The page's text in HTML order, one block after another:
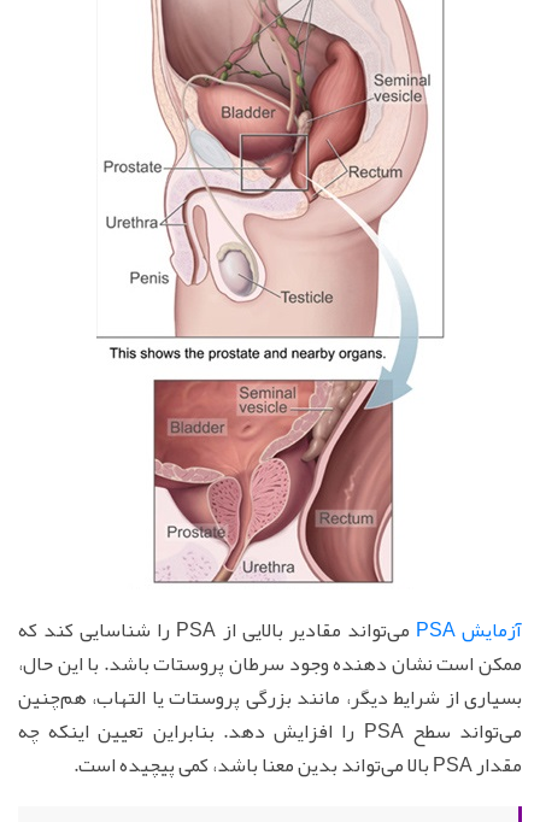
آزمایش PSA
می‌تواند مقادیر بالایی از PSA را شناسایی کند که
ممکن است نشان دهنده وجود سرطان پروستات باشد. با این حال،
بسیاری از شرایط دیگر، مانند بزرگی پروستات یا التهاب، هم‌چنین
می‌تواند سطح PSA را افزایش دهد. بنابراین تعیین اینکه چه
مقدار PSA بالا می‌تواند بدین معنا باشد، کمی پیچیده است.